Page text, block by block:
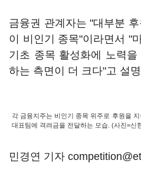
금융권 관계자는 "대부분
이 비인기 종목"이라면서 "
기초 종목 활성화에 노력
하는 측면이 더 크다"고 설
각 금융지주는 비인기 종목 위주로 후원을
대표팀에 격려금을 전달하는 모습. (사진=신
민경연 기자